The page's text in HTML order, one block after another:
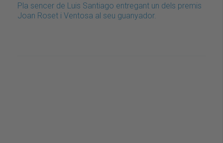
Pla sencer de Luis Santiago entregant un dels premis
Joan Roset i Ventosa al seu guanyador.